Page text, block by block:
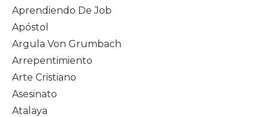
Aprendiendo De Job
Apóstol
Argula Von Grumbach
Arrepentimiento
Arte Cristiano
Asesinato
Atalaya